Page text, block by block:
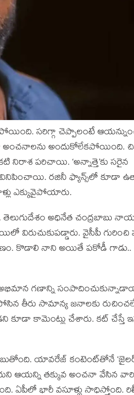
సరిగ్గా చెప్పాలంటే
అంచనాలను అందుకోలేకపోయింది.
నిరాశ పరిచాయి. ‘అన్నాత్తె’కు సరైన
రజినీ ఫ్యాన్స్‌లో కూడా
ఎక్కువైపోయారు.
తెలుగుదేశం అధినేత చంద్రబాబు
వైసీపీ గురించి
కొడాలి నాని అయితే పకోడీ గాడు..
అభిమాన గణాన్ని
తీరు సామాన్య జనాలకు
కామెంట్లు చేశారు. కట్ చేస్తే
యావరేజ్ కంటెంట్‌తోనే
ఆయన్ని తక్కువ అంచనా వేసిన
ఏపీలో భారీ వసూళ్లు సాధిస్తోంది.